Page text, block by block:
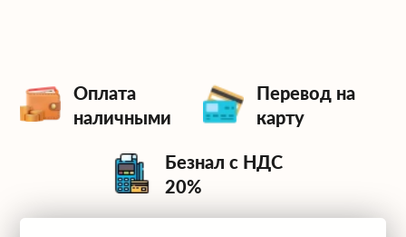
Оплата
наличными
Перевод на
карту
Безнал с НДС
20%